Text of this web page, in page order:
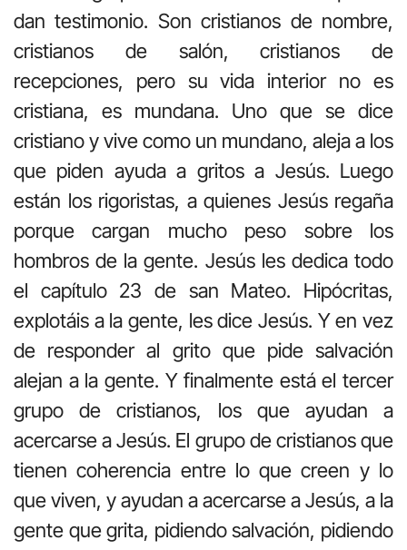
dan testimonio. Son cristianos de nombre,
cristianos de salón, cristianos de
recepciones, pero su vida interior no es
cristiana, es mundana. Uno que se dice
cristiano y vive como un mundano, aleja a los
que piden ayuda a gritos a Jesús. Luego
están los rigoristas, a quienes Jesús regaña
porque cargan mucho peso sobre los
hombros de la gente. Jesús les dedica todo
el capítulo 23 de san Mateo. Hipócritas,
explotáis a la gente, les dice Jesús. Y en vez
de responder al grito que pide salvación
alejan a la gente. Y finalmente está el tercer
grupo de cristianos, los que ayudan a
acercarse a Jesús. El grupo de cristianos que
tienen coherencia entre lo que creen y lo
que viven, y ayudan a acercarse a Jesús, a la
gente que grita, pidiendo salvación, pidiendo